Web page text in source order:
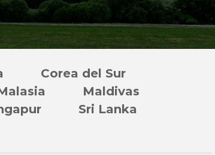
Corea del Sur
Maldivas
Sri Lanka